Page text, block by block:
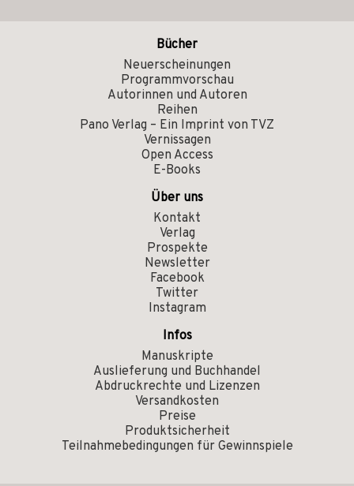
Bücher
Neuerscheinungen
Programmvorschau
Autorinnen und Autoren
Reihen
Pano Verlag – Ein Imprint von TVZ
Vernissagen
Open Access
E-Books
Über uns
Kontakt
Verlag
Prospekte
Newsletter
Facebook
Twitter
Instagram
Infos
Manuskripte
Auslieferung und Buchhandel
Abdruckrechte und Lizenzen
Versandkosten
Preise
Produktsicherheit
Teilnahmebedingungen für Gewinnspiele